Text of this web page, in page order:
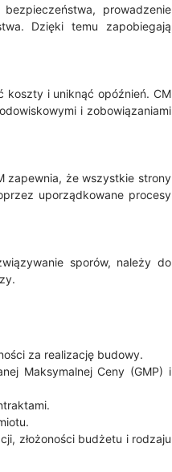
prowadzenie
Dzięki temu zapobiegają
koszty i uniknąć opóźnień. CM
i zobowiązaniami
zapewnia, że wszystkie strony
uporządkowane procesy
sporów, należy do
za realizację budowy.
Maksymalnej Ceny (GMP) i
złożoności budżetu i rodzaju